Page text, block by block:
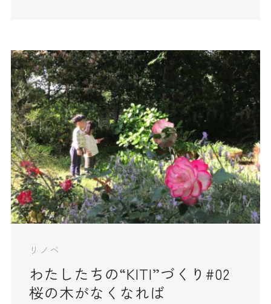
リノベ
わたしたちの“KITI”づくり#02
桜の木がなくなれば